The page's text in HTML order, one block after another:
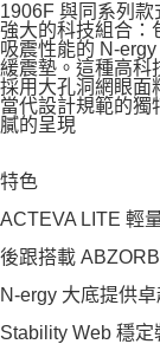
1906F 與同系列
強大的科技組合：
吸震性能的 N-
緩震墊。這種高科
採用大孔洞網眼面
當代設計規範的獨
膩的呈現
特色
ACTEVA LITE 輕
後跟搭載
N-ergy 大底提供
Stability Web 穩